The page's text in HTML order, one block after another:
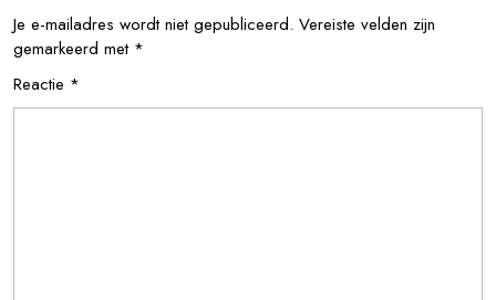
Je e-mailadres wordt niet gepubliceerd. Vereiste velden zijn
gemarkeerd met *
Reactie *